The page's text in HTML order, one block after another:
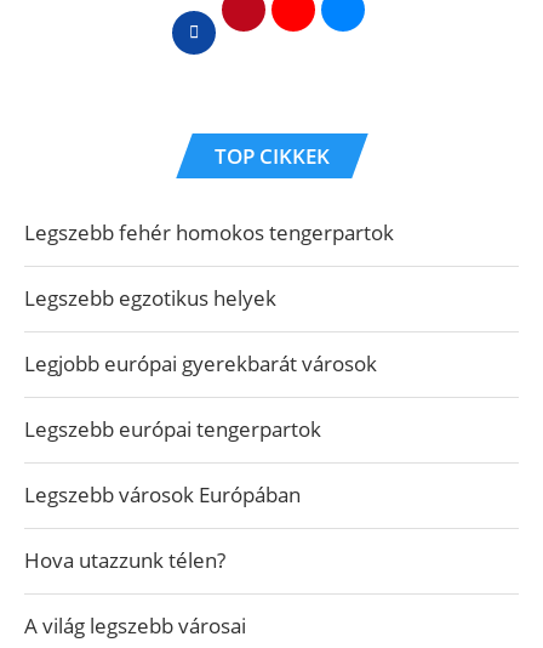
TOP CIKKEK
Legszebb fehér homokos tengerpartok
Legszebb egzotikus helyek
Legjobb európai gyerekbarát városok
Legszebb európai tengerpartok
Legszebb városok Európában
Hova utazzunk télen?
A világ legszebb városai